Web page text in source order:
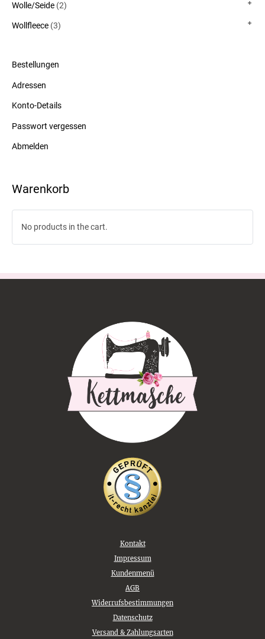
Wolle/Seide (2)
Wollfleece (3)
Bestellungen
Adressen
Konto-Details
Passwort vergessen
Abmelden
Warenkorb
No products in the cart.
Kontakt
Impressum
Kundenmenü
AGB
Widerrufsbestimmungen
Datenschutz
Versand & Zahlungsarten